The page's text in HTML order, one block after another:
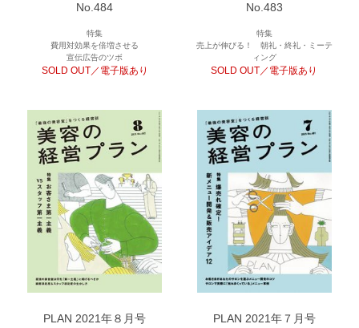
No.484
特集
費用対効果を倍増させる
宣伝広告のツボ
SOLD OUT／電子版あり
No.483
特集
売上が伸びる！ 朝礼・終礼・ミーテ
ィング
SOLD OUT／電子版あり
PLAN 2021年８月号
PLAN 2021年７月号